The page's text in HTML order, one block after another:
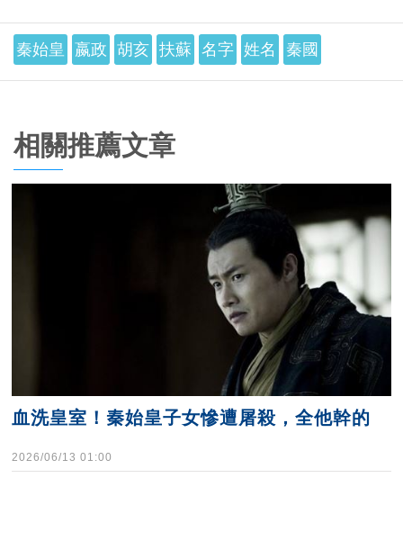
秦始皇 嬴政 胡亥 扶蘇 名字 姓名 秦國
相關推薦文章
血洗皇室！秦始皇子女慘遭屠殺，全他幹的
2026/06/13 01:00